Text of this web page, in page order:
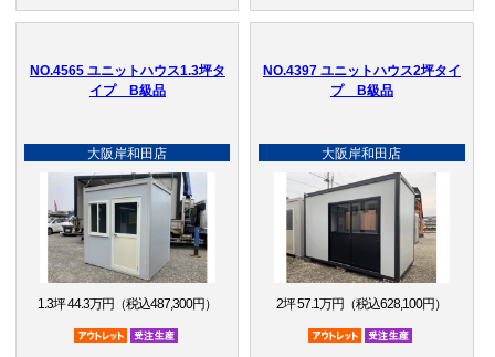
NO.4565 ユニットハウス1.3坪タ
イプ B級品
大阪岸和田店
1.3坪 44.3万円（税込487,300円）
アウトレット品
受注生産品
NO.4397 ユニットハウス2坪タイ
プ B級品
大阪岸和田店
2坪 57.1万円（税込628,100円）
アウトレット品
受注生産品